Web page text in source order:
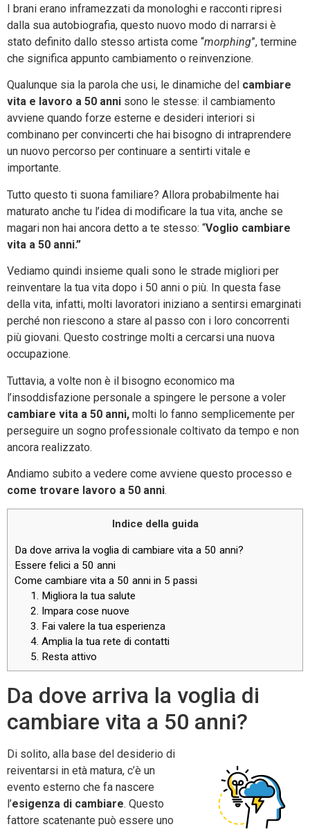
I brani erano inframezzati da monologhi e racconti ripresi
dalla sua autobiografia, questo nuovo modo di narrarsi è
stato definito dallo stesso artista come “morphing”, termine
che significa appunto cambiamento o reinvenzione.
Qualunque sia la parola che usi, le dinamiche del cambiare
vita e lavoro a 50 anni sono le stesse: il cambiamento
avviene quando forze esterne e desideri interiori si
combinano per convincerti che hai bisogno di intraprendere
un nuovo percorso per continuare a sentirti vitale e
importante.
Tutto questo ti suona familiare? Allora probabilmente hai
maturato anche tu l’idea di modificare la tua vita, anche se
magari non hai ancora detto a te stesso: “Voglio cambiare
vita a 50 anni.”
Vediamo quindi insieme quali sono le strade migliori per
reinventare la tua vita dopo i 50 anni o più. In questa fase
della vita, infatti, molti lavoratori iniziano a sentirsi emarginati
perché non riescono a stare al passo con i loro concorrenti
più giovani. Questo costringe molti a cercarsi una nuova
occupazione.
Tuttavia, a volte non è il bisogno economico ma
l’insoddisfazione personale a spingere le persone a voler
cambiare vita a 50 anni, molti lo fanno semplicemente per
perseguire un sogno professionale coltivato da tempo e non
ancora realizzato.
Andiamo subito a vedere come avviene questo processo e
come trovare lavoro a 50 anni.
Indice della guida
Da dove arriva la voglia di cambiare vita a 50 anni?
Essere felici a 50 anni
Come cambiare vita a 50 anni in 5 passi
1. Migliora la tua salute
2. Impara cose nuove
3. Fai valere la tua esperienza
4. Amplia la tua rete di contatti
5. Resta attivo
Da dove arriva la voglia di
cambiare vita a 50 anni?
Di solito, alla base del desiderio di
reiventarsi in età matura, c’è un
evento esterno che fa nascere
l’esigenza di cambiare. Questo
fattore scatenante può essere uno